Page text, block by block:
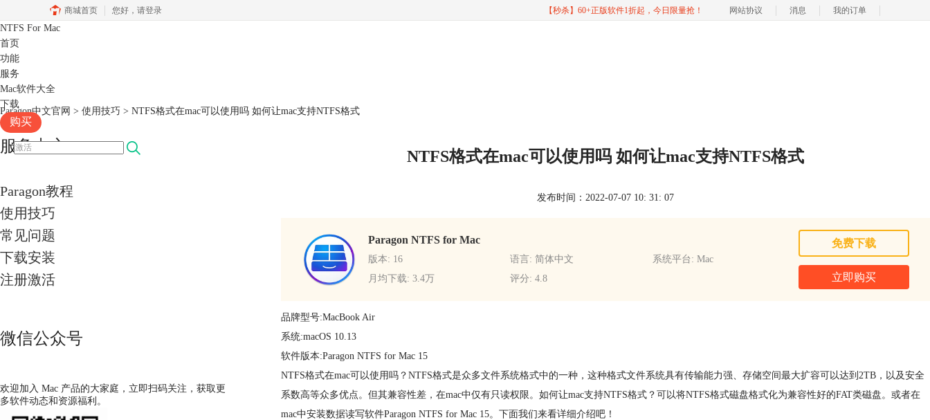
商城首页 您好， 请登录 【秒杀】60+正版软件1折起，今日限量抢！ 网站协议 消息 我的订单
NTFS For Mac
首页
功能
服务
Mac软件大全
下载
购买
Paragon中文官网 > 使用技巧 > NTFS格式在mac可以使用吗 如何让mac支持NTFS格式
服务中心
Paragon教程
使用技巧
常见问题
下载安装
注册激活
微信公众号
欢迎加入 Mac 产品的大家庭，立即扫码关注，获取更
多软件动态和资源福利。
NTFS格式在mac可以使用吗 如何让mac支持NTFS格式
发布时间：2022-07-07 10: 31: 07
Paragon NTFS for Mac
版本: 16 语言: 简体中文
系统平台: Mac
月均下载: 3.4万
评分: 4.8
免费下载
立即购买
品牌型号:MacBook Air
系统:macOS 10.13
软件版本:Paragon NTFS for Mac 15
NTFS格式在mac可以使用吗？NTFS格式是众多文件系统格式中的一种，这种格式文件系统具有传输能力强、存储空间最大扩容可以达到2TB，以及安全
系数高等众多优点。但其兼容性差，在mac中仅有只读权限。如何让mac支持NTFS格式？可以将NTFS格式磁盘格式化为兼容性好的FAT类磁盘。或者在
mac中安装数据读写软件Paragon NTFS for Mac 15。下面我们来看详细介绍吧！